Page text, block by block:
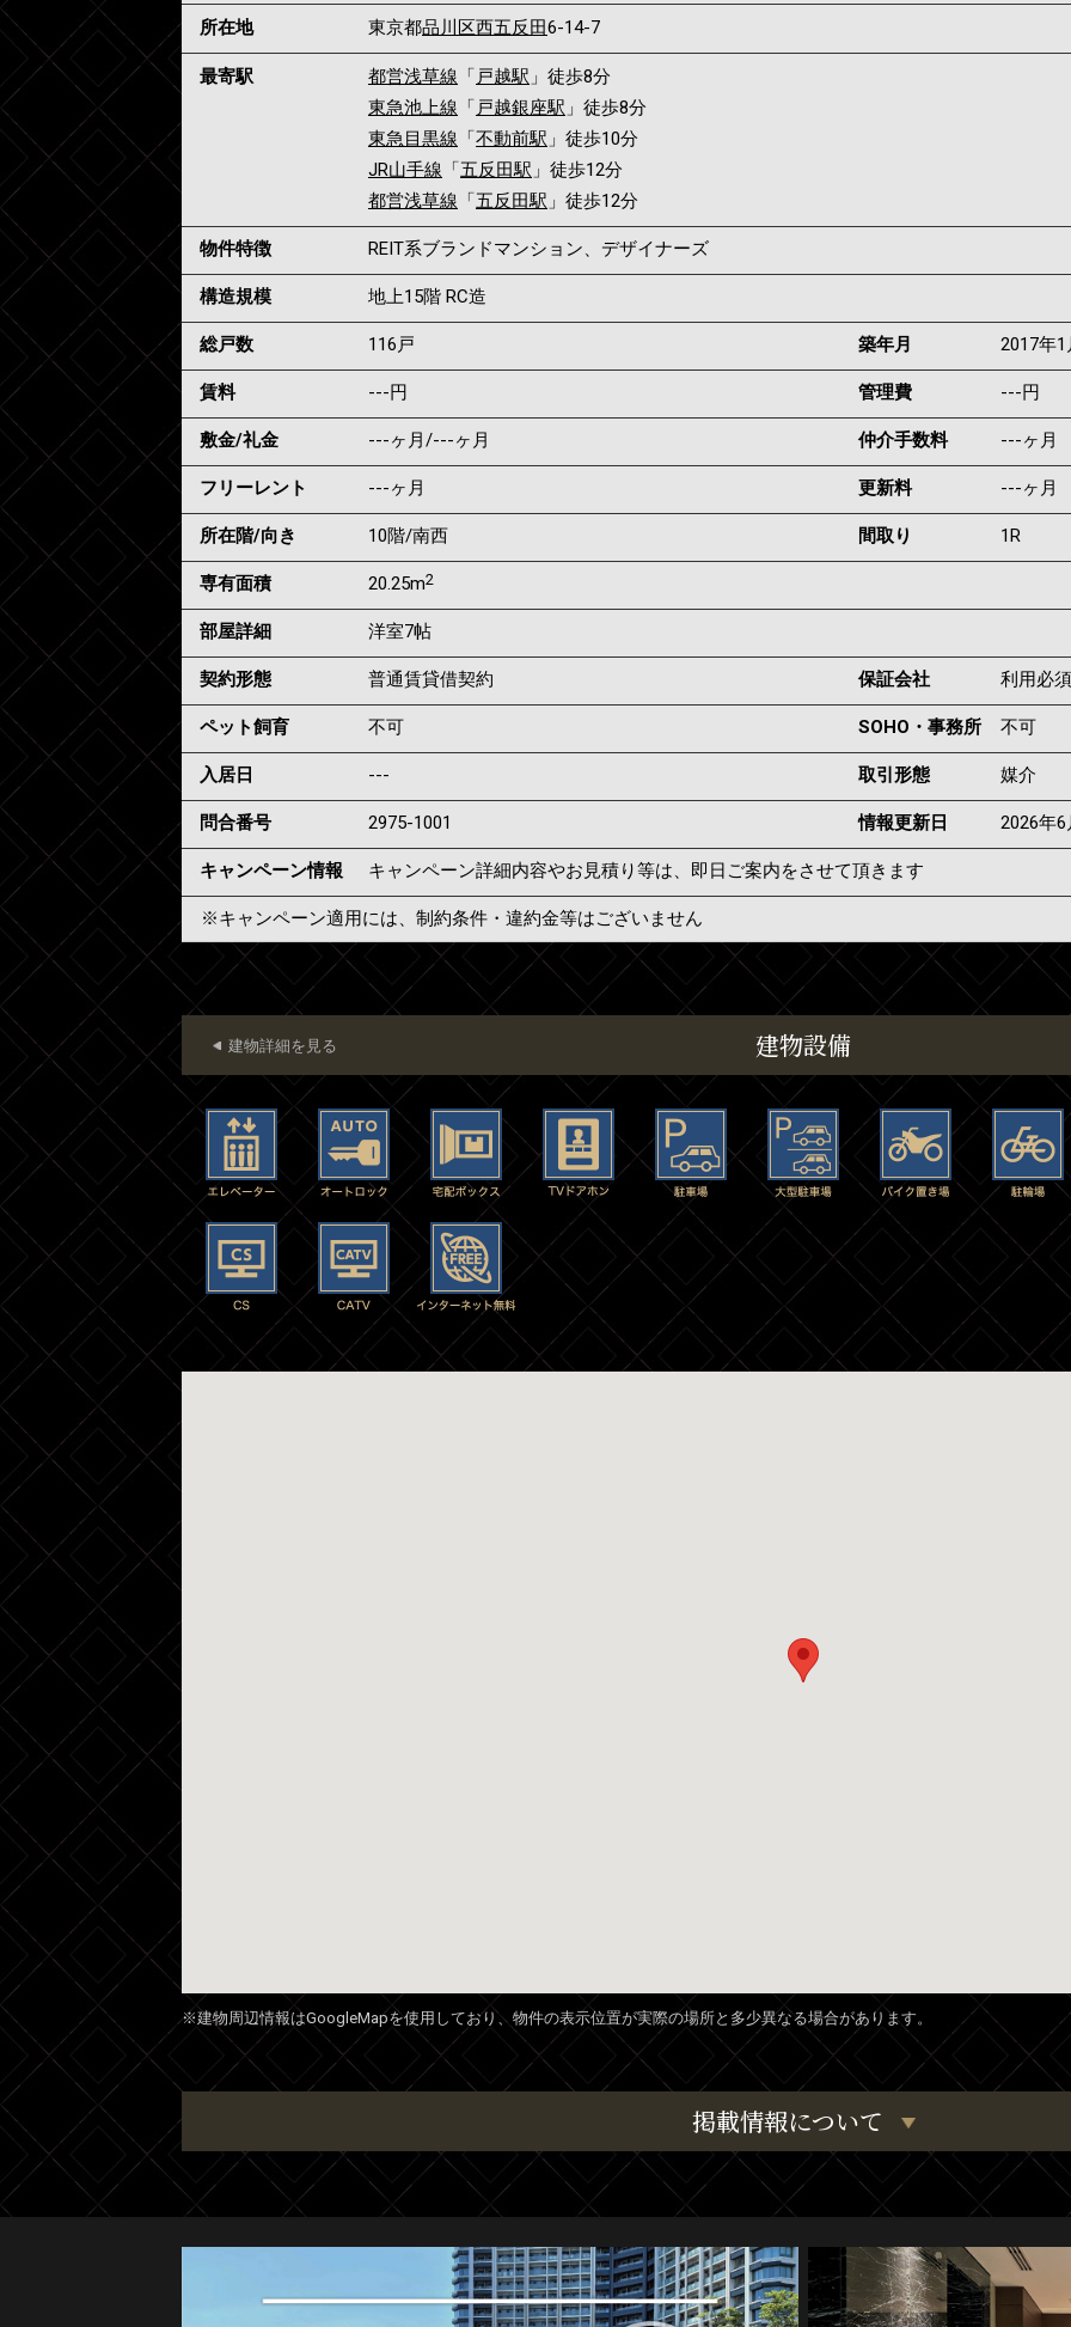
所在地 東京都品川区西五反田6-14-7
最寄駅 都営浅草線 「戸越駅 」徒歩8分
東急池上線 「戸越銀座駅 」徒歩8分
東急目黒線 「不動前駅 」徒歩10分
JR山手線 「五反田駅 」徒歩12分
都営浅草線 「五反田駅 」徒歩12分
物件特徴 REIT系ブランドマンション、デザイナーズ
構造規模 地上15階 RC造
総戸数 116戸 築年月 2017年1
賃料 ---円 管理費 ---円
敷金/礼金 ---ヶ月/---ヶ月 仲介手数料 ---ヶ月
フリーレント ---ヶ月 更新料 ---ヶ月
所在階/向き 10階/南西 間取り 1R
専有面積 20.25m2
部屋詳細 洋室7帖
契約形態 普通賃貸借契約 保証会社 利用必須
ペット飼育 不可 SOHO・事務所 不可
入居日 --- 取引形態 媒介
問合番号 2975-1001 情報更新日 2026年
キャンペーン情報 キャンペーン詳細内容やお見積り等は、即日ご案内をさせて頂きます
※キャンペーン適用には、制約条件・違約金等はございません
建物設備
建物詳細を見る
※建物周辺情報はGoogleMapを使用しており、物件の表示位置が実際の場所と多少異なる場合があります。
掲載情報について